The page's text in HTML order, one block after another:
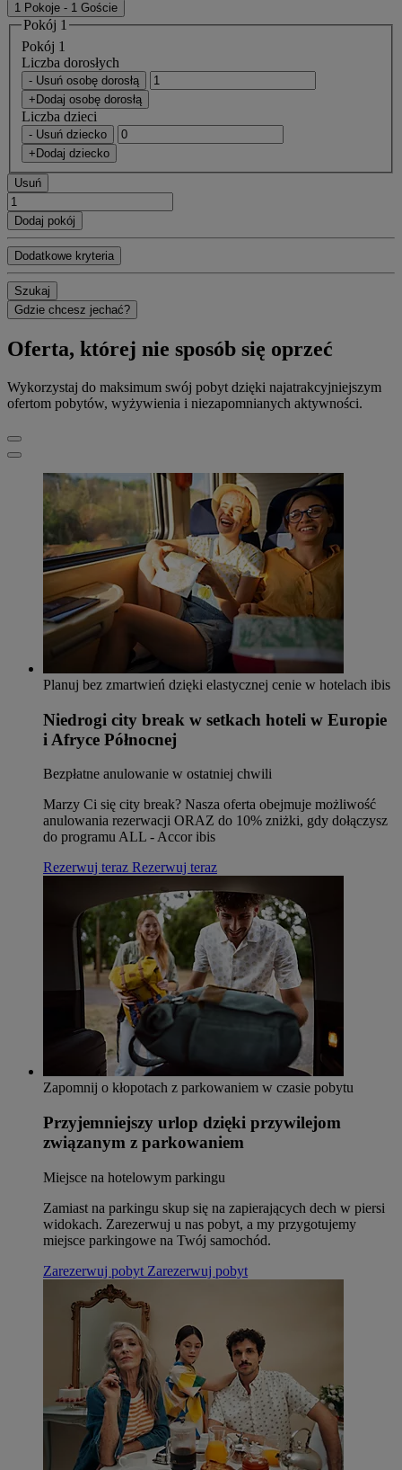
1 Pokoje - 1 Goście
Pokój 1
Pokój 1
Liczba dorosłych
- Usuń osobę dorosłą
+Dodaj osobę dorosłą
Liczba dzieci
- Usuń dziecko
+Dodaj dziecko
Usuń
Dodaj pokój
Dodatkowe kryteria
Szukaj
Gdzie chcesz jechać?
Oferta, której nie sposób się oprzeć
Wykorzystaj do maksimum swój pobyt dzięki najatrakcyjniejszym
ofertom pobytów, wyżywienia i niezapomnianych aktywności.
Planuj bez zmartwień dzięki elastycznej cenie w hotelach ibis
Niedrogi city break w setkach hoteli w Europie
i Afryce Północnej
Bezpłatne anulowanie w ostatniej chwili
Marzy Ci się city break? Nasza oferta obejmuje możliwość
anulowania rezerwacji ORAZ do 10% zniżki, gdy dołączysz
do programu ALL - Accor ibis
Rezerwuj teraz Rezerwuj teraz
Zapomnij o kłopotach z parkowaniem w czasie pobytu
Przyjemniejszy urlop dzięki przywilejom
związanym z parkowaniem
Miejsce na hotelowym parkingu
Zamiast na parkingu skup się na zapierających dech w piersi
widokach. Zarezerwuj u nas pobyt, a my przygotujemy
miejsce parkingowe na Twój samochód.
Zarezerwuj pobyt Zarezerwuj pobyt